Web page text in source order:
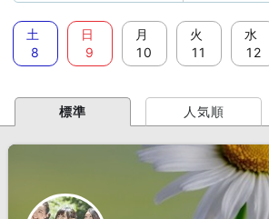
土
8
日
9
月
10
火
11
水
12
標準 人気順